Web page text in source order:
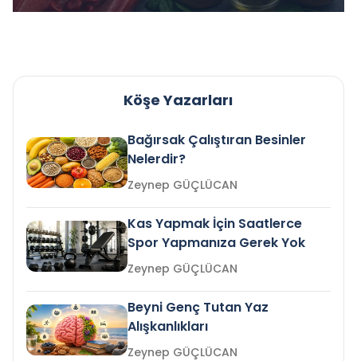
Köşe Yazarları
Bağırsak Çalıştıran Besinler
Nelerdir?
Zeynep GÜÇLÜCAN
Kas Yapmak İçin Saatlerce
Spor Yapmanıza Gerek Yok
Zeynep GÜÇLÜCAN
Beyni Genç Tutan Yaz
Alışkanlıkları
Zeynep GÜÇLÜCAN